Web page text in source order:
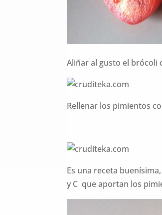
Aliñar al gusto el brócoli
Rellenar los pimientos
Es una receta
y C que aportan los